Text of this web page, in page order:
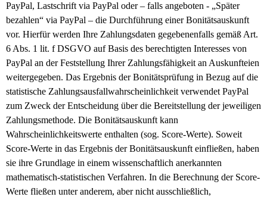
PayPal, Lastschrift via PayPal oder – falls angeboten - „Später
bezahlen“ via PayPal – die Durchführung einer Bonitätsauskunft
vor. Hierfür werden Ihre Zahlungsdaten gegebenenfalls gemäß Art.
6 Abs. 1 lit. f DSGVO auf Basis des berechtigten Interesses von
PayPal an der Feststellung Ihrer Zahlungsfähigkeit an Auskunfteien
weitergegeben. Das Ergebnis der Bonitätsprüfung in Bezug auf die
statistische Zahlungsausfallwahrscheinlichkeit verwendet PayPal
zum Zweck der Entscheidung über die Bereitstellung der jeweiligen
Zahlungsmethode. Die Bonitätsauskunft kann
Wahrscheinlichkeitswerte enthalten (sog. Score-Werte). Soweit
Score-Werte in das Ergebnis der Bonitätsauskunft einfließen, haben
sie ihre Grundlage in einem wissenschaftlich anerkannten
mathematisch-statistischen Verfahren. In die Berechnung der Score-
Werte fließen unter anderem, aber nicht ausschließlich,